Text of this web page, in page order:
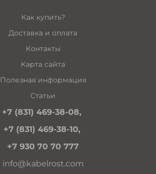
Как купить?
Доставка и оплата
Контакты
Карта сайта
Полезная информация
Статьи
+7 (831) 469-38-08,
+7 (831) 469-38-10,
+7 930 70 70 777
info@kabelrost.com